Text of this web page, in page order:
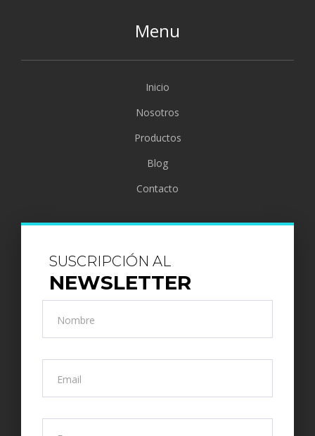
Menu
Inicio
Nosotros
Productos
Blog
Contacto
SUSCRIPCIÓN AL
NEWSLETTER
Nombre
Email